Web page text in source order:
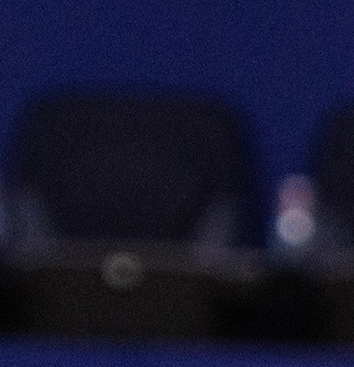
игра красноярцев против
2154